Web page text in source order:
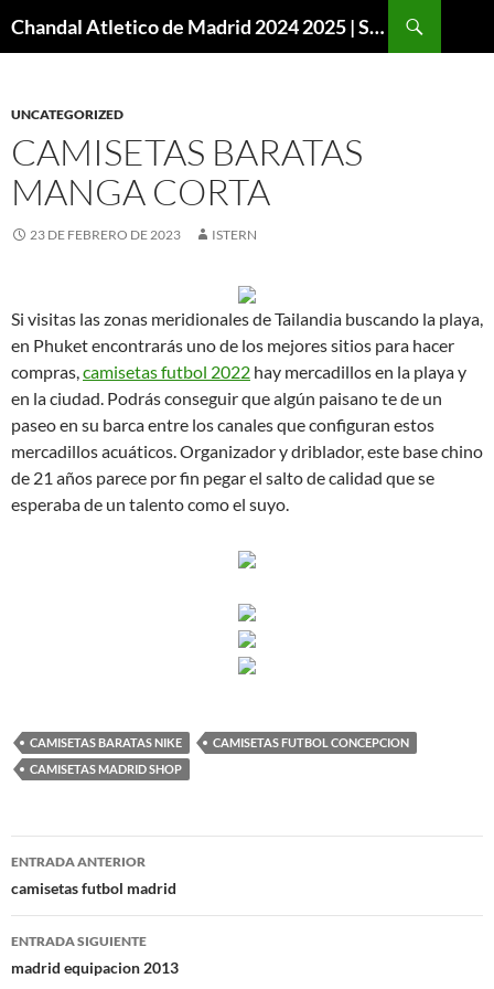
Chandal Atletico de Madrid 2024 2025 | SuperVigo
UNCATEGORIZED
CAMISETAS BARATAS
MANGA CORTA
23 DE FEBRERO DE 2023 ISTERN
Si visitas las zonas meridionales de Tailandia buscando la playa,
en Phuket encontrarás uno de los mejores sitios para hacer
compras,camisetas futbol 2022 hay mercadillos en la playa y
en la ciudad. Podrás conseguir que algún paisano te de un
paseo en su barca entre los canales que configuran estos
mercadillos acuáticos. Organizador y driblador, este base chino
de 21 años parece por fin pegar el salto de calidad que se
esperaba de un talento como el suyo.
CAMISETAS BARATAS NIKE
CAMISETAS FUTBOL CONCEPCION
CAMISETAS MADRID SHOP
Navegación
de
entradas
ENTRADA ANTERIOR
camisetas futbol madrid
ENTRADA SIGUIENTE
madrid equipacion 2013